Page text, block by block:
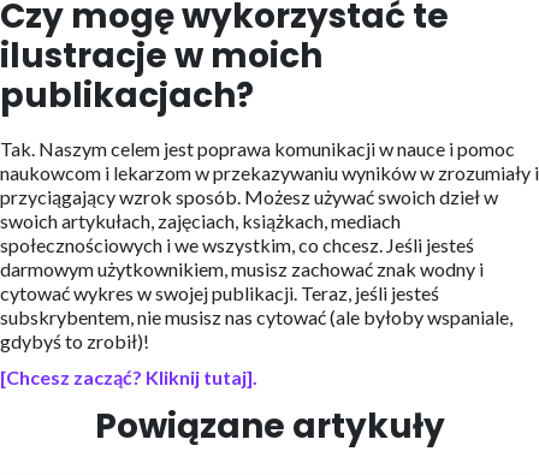
Czy mogę wykorzystać te
ilustracje w moich
publikacjach?
Tak. Naszym celem jest poprawa komunikacji w nauce i pomoc
naukowcom i lekarzom w przekazywaniu wyników w zrozumiały i
przyciągający wzrok sposób. Możesz używać swoich dzieł w
swoich artykułach, zajęciach, książkach, mediach
społecznościowych i we wszystkim, co chcesz. Jeśli jesteś
darmowym użytkownikiem, musisz zachować znak wodny i
cytować wykres w swojej publikacji. Teraz, jeśli jesteś
subskrybentem, nie musisz nas cytować (ale byłoby wspaniale,
gdybyś to zrobił)!
[Chcesz zacząć? Kliknij tutaj].
Powiązane artykuły